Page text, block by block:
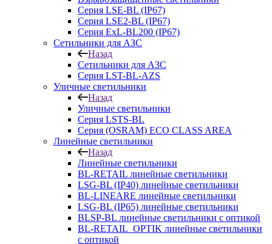
Серия LSE-BL (IP67)
Серия LSE2-BL (IP67)
Серия ExL-BL200 (IP67)
Сетильники для АЗС
Назад
Сетильники для АЗС
Серия LST-BL-AZS
Уличные светильники
Назад
Уличные светильники
Серия LSTS-BL
Серия (ОSRAM) ECO CLASS AREA
Линейные светильники
Назад
Линейные светильники
BL-RETAIL линейные светильники
LSG-BL (IP40) линейные светильники
BL-LINEARE линейные светильники
LSG-BL (IP65) линейные светильники
BLSP-BL линейные светильники с оптикой
BL-RETAIL_OPTIK линейные светильники
с оптикой